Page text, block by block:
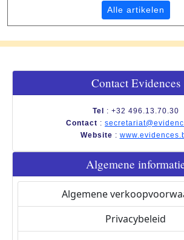
Alle artikelen
Contact Evidences
Tel : +32 496.13.70.30
Contact :
Website :
Algemene
Algemene
Privacybeleid